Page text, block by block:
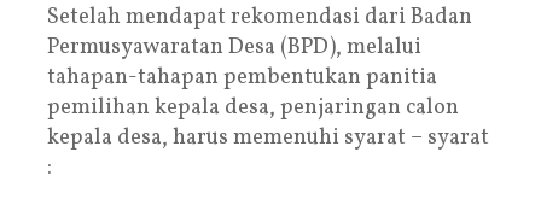
Setelah mendapat rekomendasi dari Badan
Permusyawaratan Desa (BPD), melalui
tahapan-tahapan pembentukan panitia
pemilihan kepala desa, penjaringan calon
kepala desa, harus memenuhi syarat – syarat
: